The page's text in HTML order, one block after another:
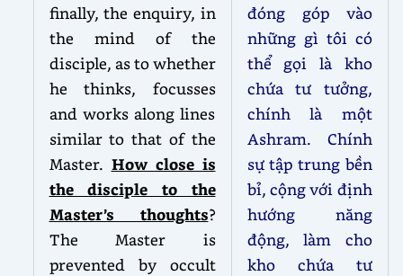
finally, the enquiry, in
the mind of the
disciple, as to whether
he thinks, focusses
and works along lines
similar to that of the
Master. How close is
the disciple to the
Master’s thoughts?
The Master is
prevented by occult
đóng góp vào
những gì tôi có
thể gọi là kho
chứa tư tưởng,
chính là một
Ashram. Chính
sự tập trung bền
bỉ, cộng với định
hướng năng
động, làm cho
kho chứa tư